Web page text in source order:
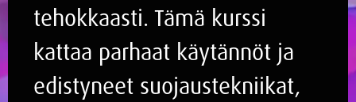
tehokkaasti. Tämä kurssi
kattaa parhaat käytännöt ja
edistyneet suojaustekniikat,